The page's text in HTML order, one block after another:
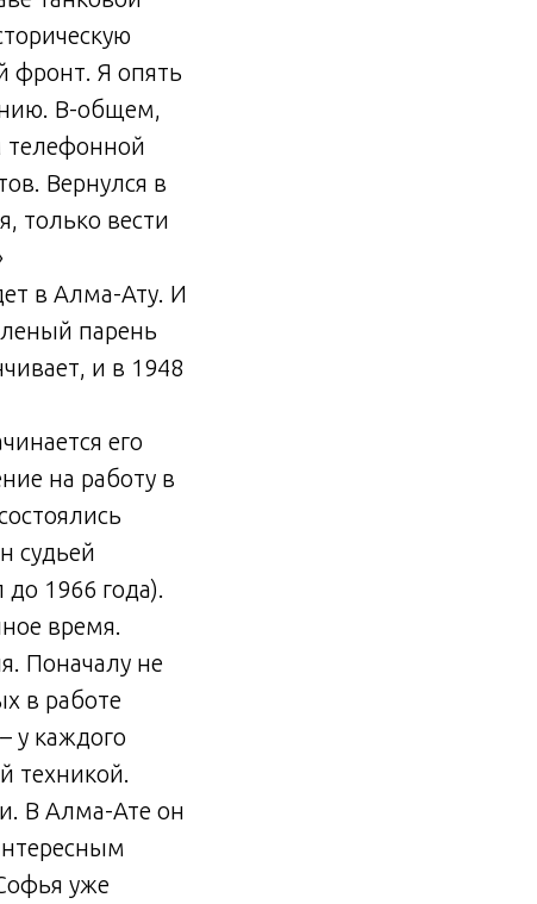
фронт. Я опять
В-общем,
телефонной
Вернулся в
только вести
в Алма-Ату. И
парень
и в 1948
его
на работу в
судьей
1966 года).
время.
Поначалу не
в работе
у каждого
техникой.
В Алма-Ате он
уже